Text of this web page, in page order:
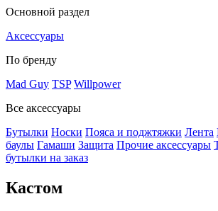
Основной раздел
Аксессуары
По бренду
Mad Guy TSP Willpower
Все аксессуары
Бутылки Носки Пояса и поджтяжки Лента
баулы Гамаши Защита Прочие аксессуары
бутылки на заказ
Кастом